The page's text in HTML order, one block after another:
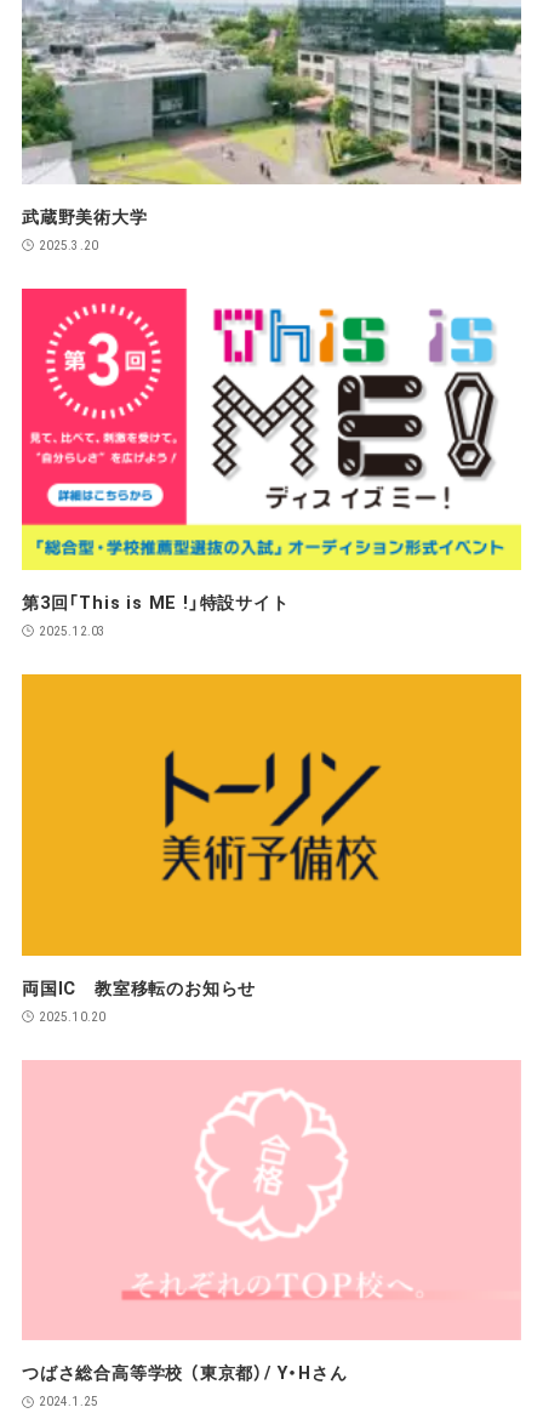
武蔵野美術大学
2025.3.20
第3回「This is ME !」特設サイト
2025.12.03
両国IC 教室移転のお知らせ
2025.10.20
つばさ総合高等学校 （東京都）/ Y・Hさん
2024.1.25